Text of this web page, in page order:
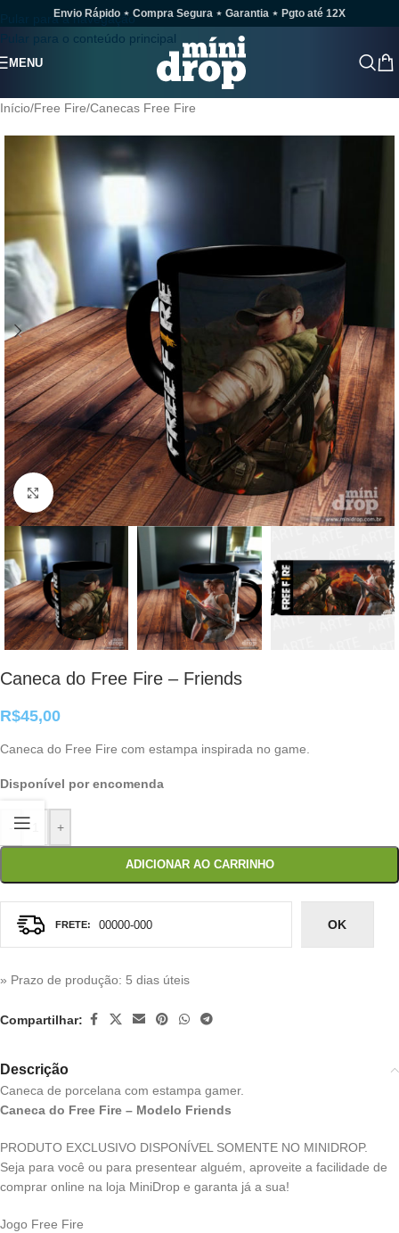
Pular para a navegação
Pular para o conteúdo principal
Envio Rápido ⋆ Compra Segura ⋆ Garantia ⋆ Pgto até 12X
MENU
Início/Free Fire/Canecas Free Fire
Clique para ampliar
Caneca do Free Fire – Friends
R$45,00
Caneca do Free Fire com estampa inspirada no game.
Disponível por encomenda
+
ADICIONAR AO CARRINHO
OK
» Prazo de produção: 5 dias úteis
Compartilhar:
Descrição
Caneca de porcelana com estampa gamer.
Caneca do Free Fire – Modelo Friends
PRODUTO EXCLUSIVO DISPONÍVEL SOMENTE NO MINIDROP.
Seja para você ou para presentear alguém, aproveite a facilidade de
comprar online na loja MiniDrop e garanta já a sua!
Jogo Free Fire